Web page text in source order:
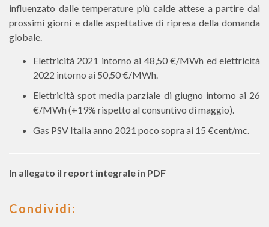
influenzato dalle temperature più calde attese a partire dai
prossimi giorni e dalle aspettative di ripresa della domanda
globale.
Elettricità 2021 intorno ai 48,50 €/MWh ed elettricità
2022 intorno ai 50,50 €/MWh.
Elettricità spot media parziale di giugno intorno ai 26
€/MWh (+19% rispetto al consuntivo di maggio).
Gas PSV Italia anno 2021 poco sopra ai 15 €cent/mc.
In allegato il report integrale in PDF
Condividi: